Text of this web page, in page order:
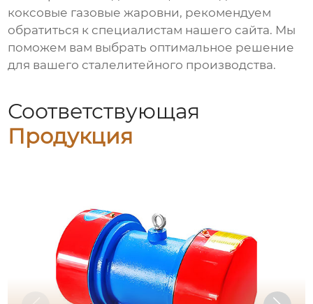
коксовые газовые жаровни, рекомендуем
обратиться к специалистам нашего сайта. Мы
поможем вам выбрать оптимальное решение
для вашего сталелитейного производства.
Соответствующая
Продукция